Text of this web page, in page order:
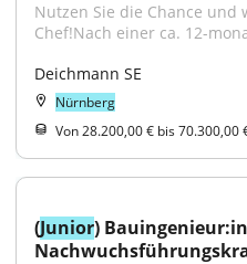
Nutzen Sie die Chance und
Chef!Nach einer ca. 12-
Deichmann SE
Nürnberg
Von 28.200,00 € bis 70.300,00
(Junior)